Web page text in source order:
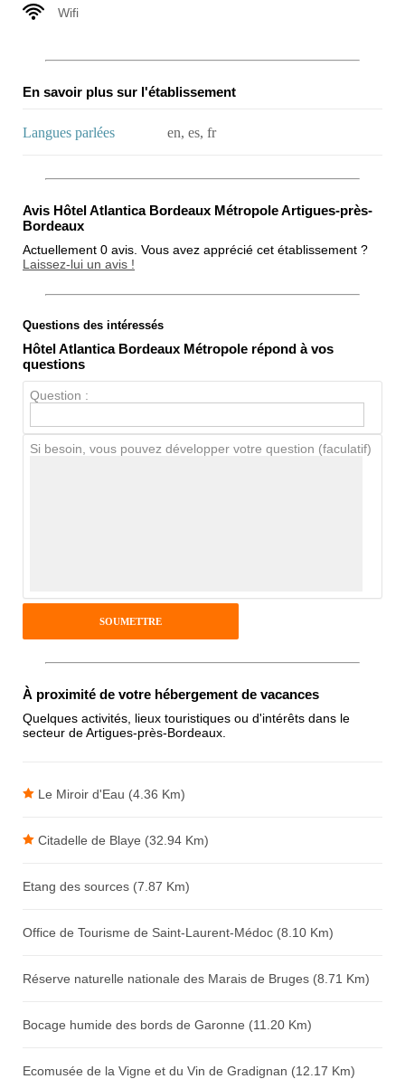
Wifi
En savoir plus sur l'établissement
Langues parlées en, es, fr
Avis Hôtel Atlantica Bordeaux Métropole Artigues-près-
Bordeaux
Actuellement 0 avis. Vous avez apprécié cet établissement ?
Laissez-lui un avis !
Note globale
Propreté
Chien / chat
Pseudo :
Questions des intéressés
Hôtel Atlantica Bordeaux Métropole répond à vos
questions
Question :
Si besoin, vous pouvez développer votre question (faculatif)
À proximité de votre hébergement de vacances
Quelques activités, lieux touristiques ou d'intérêts dans le
secteur de Artigues-près-Bordeaux.
Le Miroir d'Eau (4.36 Km)
Citadelle de Blaye (32.94 Km)
Etang des sources (7.87 Km)
Office de Tourisme de Saint-Laurent-Médoc (8.10 Km)
Réserve naturelle nationale des Marais de Bruges (8.71 Km)
Bocage humide des bords de Garonne (11.20 Km)
Ecomusée de la Vigne et du Vin de Gradignan (12.17 Km)